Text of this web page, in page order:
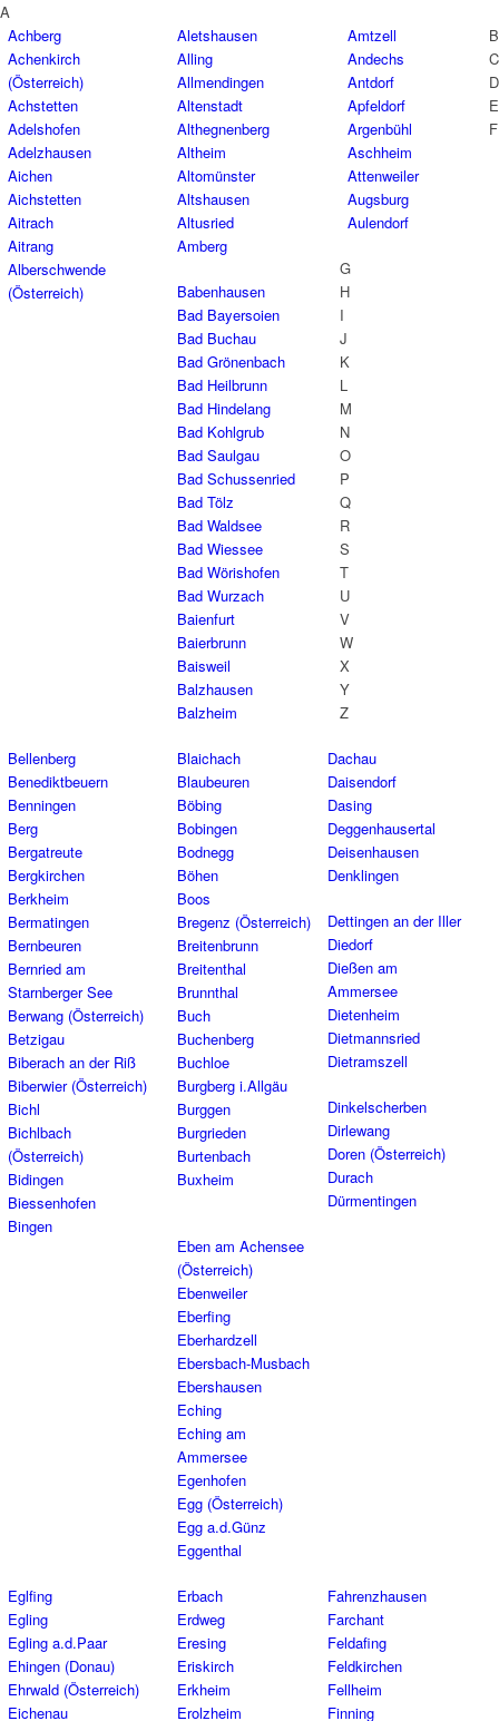
A
Achberg
Achenkirch
(Österreich)
Achstetten
Adelshofen
Adelzhausen
Aichen
Aichstetten
Aitrach
Aitrang
Alberschwende
(Österreich)
Aletshausen
Alling
Allmendingen
Altenstadt
Althegnenberg
Altheim
Altomünster
Altshausen
Altusried
Amberg
Amtzell
Andechs
Antdorf
Apfeldorf
Argenbühl
Aschheim
Attenweiler
Augsburg
Aulendorf
B
Babenhausen
Bad Bayersoien
Bad Buchau
Bad Grönenbach
Bad Heilbrunn
Bad Hindelang
Bad Kohlgrub
Bad Saulgau
Bad Schussenried
Bad Tölz
Bad Waldsee
Bad Wiessee
Bad Wörishofen
Bad Wurzach
Baienfurt
Baierbrunn
Baisweil
Balzhausen
Balzheim
Bellenberg
Benediktbeuern
Benningen
Berg
Bergatreute
Bergkirchen
Berkheim
Bermatingen
Bernbeuren
Bernried am
Starnberger See
Berwang (Österreich)
Betzigau
Biberach an der Riß
Biberwier (Österreich)
Bichl
Bichlbach
(Österreich)
Bidingen
Biessenhofen
Bingen
Blaichach
Blaubeuren
Böbing
Bobingen
Bodnegg
Böhen
Boos
Bregenz (Österreich)
Breitenbrunn
Breitenthal
Brunnthal
Buch
Buchenberg
Buchloe
Burgberg i.Allgäu
Burggen
Burgrieden
Burtenbach
Buxheim
C
D
Dachau
Daisendorf
Dasing
Deggenhausertal
Deisenhausen
Denklingen
Dettingen an der Iller
Diedorf
Dießen am
Ammersee
Dietenheim
Dietmannsried
Dietramszell
Dinkelscherben
Dirlewang
Doren (Österreich)
Durach
Dürmentingen
E
Eben am Achensee
(Österreich)
Ebenweiler
Eberfing
Eberhardzell
Ebersbach-Musbach
Ebershausen
Eching
Eching am
Ammersee
Egenhofen
Egg (Österreich)
Egg a.d.Günz
Eggenthal
Eglfing
Egling
Egling a.d.Paar
Ehingen (Donau)
Ehrwald (Österreich)
Eichenau
Erbach
Erdweg
Eresing
Eriskirch
Erkheim
Erolzheim
F
Fahrenzhausen
Farchant
Feldafing
Feldkirchen
Fellheim
Finning
G
H
I
J
K
L
M
N
O
P
Q
R
S
T
U
V
W
X
Y
Z